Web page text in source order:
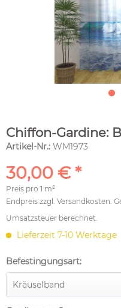
Chiffon-Gardine:
Artikel-Nr.: WM1973
30,00 € *
Preis pro 1 m²
Endpreis zzgl. Versandkosten.
Umsatzsteuer berechnet.
Lieferzeit 7-10 Werktage
Befestingungsart: